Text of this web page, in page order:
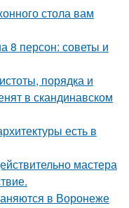
стола вам
8 персон: советы и
порядка и
в скандинавском
есть в
мастера
в Воронеже